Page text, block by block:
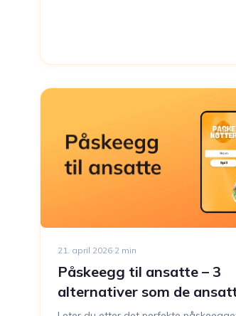
21. april 2026·2 min
Påskeegg til ansatte – 3
alternativer som de
elske